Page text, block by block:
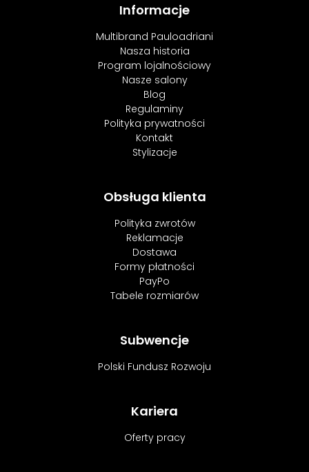
Informacje
Multibrand Pauloadriani
Nasza historia
Program lojalnościowy
Nasze salony
Blog
Regulaminy
Polityka prywatności
Kontakt
Stylizacje
Obsługa klienta
Polityka zwrotów
Reklamacje
Dostawa
Formy płatności
PayPo
Tabele rozmiarów
Subwencje
Polski Fundusz Rozwoju
Kariera
Oferty pracy